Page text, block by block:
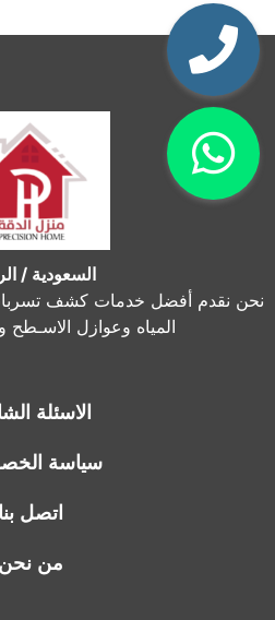
السعودية /
نحن نقدم أفضل خدمات كشف تسربات
المياه وعوازل الاسـطح
الاسئلة
سياسة
اتصل بنا
من نحن